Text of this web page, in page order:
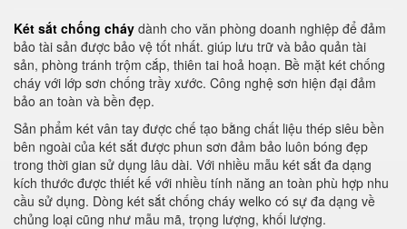
Két sắt chống cháy dành cho văn phòng doanh nghiệp để đảm
bảo tài sản được bảo vệ tốt nhất. giúp lưu trữ và bảo quản tài
sản, phòng tránh trộm cắp, thiên tai hoả hoạn. Bề mặt két chống
cháy với lớp sơn chống trầy xước. Công nghệ sơn hiện đại đảm
bảo an toàn và bền đẹp.
Sản phẩm két vân tay được chế tạo bằng chất liệu thép siêu bền
bên ngoài của két sắt được phun sơn đảm bảo luôn bóng đẹp
trong thời gian sử dụng lâu dài. Với nhiều mẫu két sắt đa dạng
kích thước được thiết kế với nhiều tính năng an toàn phù hợp nhu
cầu sử dụng. Dòng két sắt chống cháy welko có sự đa dạng về
chủng loại cũng như mẫu mã, trọng lượng, khối lượng.